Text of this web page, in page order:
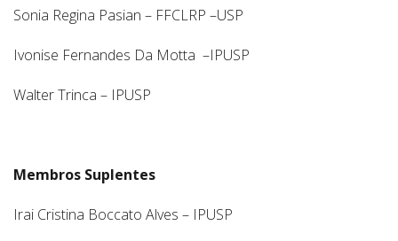
Sonia Regina Pasian – FFCLRP –USP
Ivonise Fernandes Da Motta –IPUSP
Walter Trinca – IPUSP
Membros Suplentes
Irai Cristina Boccato Alves – IPUSP